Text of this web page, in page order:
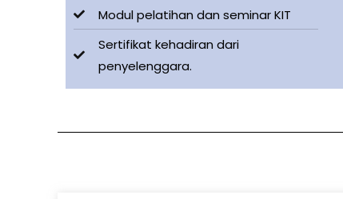
Modul pelatihan dan seminar KIT
Sertifikat kehadiran dari
penyelenggara.